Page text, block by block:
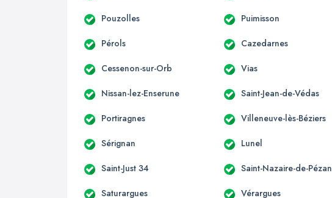
Pouzolles Puimisson
Pérols Cazedarnes
Cessenon-sur-Orb Vias
Nissan-lez-Enserune Saint-Jean-de-Védas
Portiragnes Villeneuve-lès-Béziers
Sérignan Lunel
Saint-Just 34 Saint-Nazaire-de-Pézan
Saturargues Vérargues